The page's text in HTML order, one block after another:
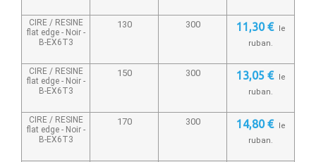
CIRE / RESINE
flat edge - Noir -
B-EX6T3
130 300 11,30 € le
ruban.
CIRE / RESINE
flat edge - Noir -
B-EX6T3
150 300 13,05 € le
ruban.
CIRE / RESINE
flat edge - Noir -
B-EX6T3
170 300 14,80 € le
ruban.